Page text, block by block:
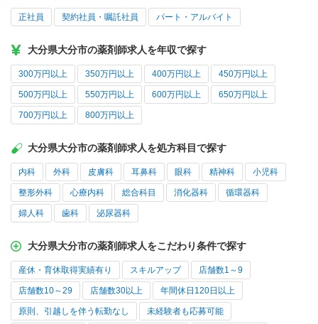
正社員 契約社員・嘱託社員 パート・アルバイト
大分県大分市の薬剤師求人を年収で探す
300万円以上 350万円以上 400万円以上 450万円以上
500万円以上 550万円以上 600万円以上 650万円以上
700万円以上 800万円以上
大分県大分市の薬剤師求人を処方科目で探す
内科 外科 皮膚科 耳鼻科 眼科 精神科 小児科
整形外科 心療内科 総合科目 消化器科 循環器科
婦人科 歯科 泌尿器科
大分県大分市の薬剤師求人をこだわり条件で探す
産休・育休取得実績有り スキルアップ 店舗数1～9
店舗数10～29 店舗数30以上 年間休日120日以上
原則、引越しを伴う転勤なし 未経験者も応募可能